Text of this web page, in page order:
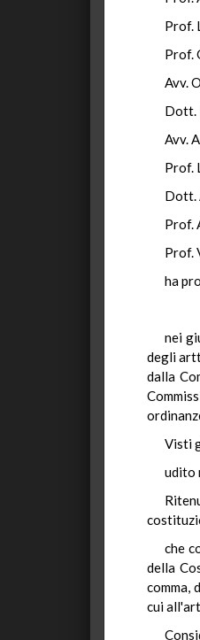
Prof.
Prof.
Avv.
Dott.
Avv.
Prof.
Dott.
Prof.
Prof.
ha
nei
degli
dalla
Visti
udito
che
della
comma,
cui